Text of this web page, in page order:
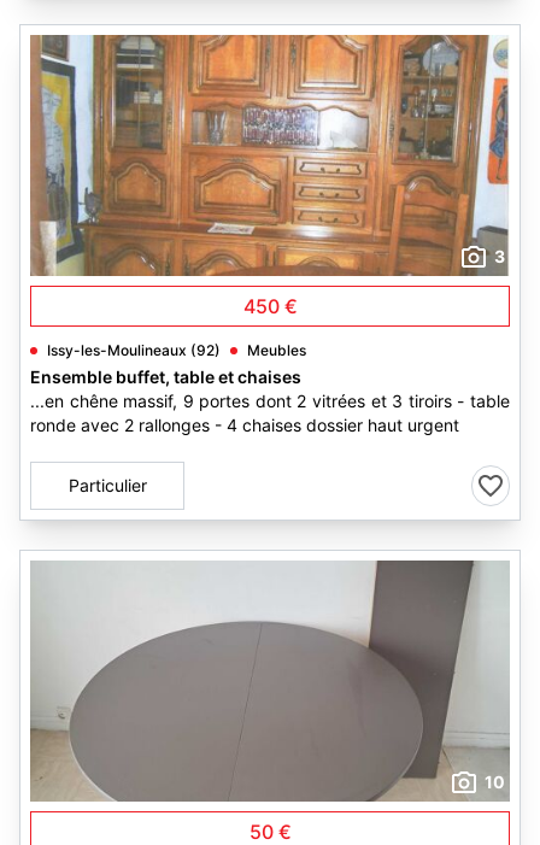
3
450 €
Issy-les-Moulineaux (92) Meubles
Ensemble buffet, table et chaises
...en chêne massif, 9 portes dont 2 vitrées et 3 tiroirs - table
ronde avec 2 rallonges - 4 chaises dossier haut urgent
Particulier
10
50 €